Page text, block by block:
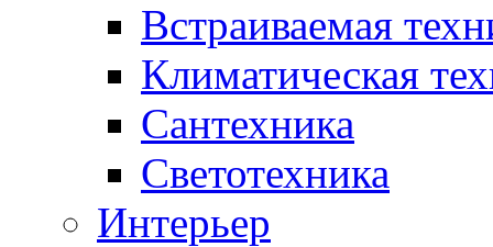
Встраиваемая
Климатическая
Сантехника
Светотехника
Интерьер